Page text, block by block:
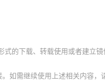
的下载、转载使用或者建立镜
如需继续使用上述相关内容，